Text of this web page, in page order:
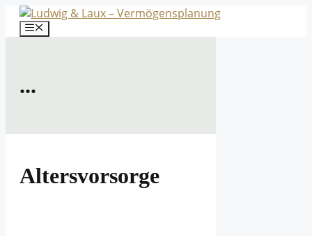
Zum
Inhalt
Menü
...
Altersvorsorge